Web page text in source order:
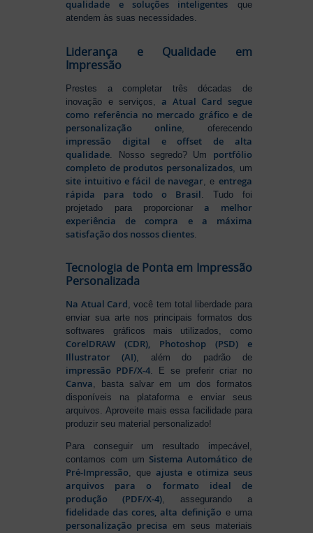
qualidade e soluções inteligentes que
atendem às suas necessidades.
Liderança e Qualidade em
Impressão
Prestes a completar três décadas de
inovação e serviços,a Atual Card segue
como referência no mercado gráfico e de
personalização online, oferecendo
impressão digital e offset de alta
qualidade . Nosso segredo? Um portfólio
completo de produtos personalizados , um
site intuitivo e fácil de navegar , e entrega
rápida para todo o Brasil . Tudo foi
projetado para proporcionara melhor
experiência de compra e a máxima
satisfação dos nossos clientes
Tecnologia de Ponta em Impressão
Personalizada
Na Atual Card, você tem total liberdade para
enviar sua arte nos principais formatos dos
softwares gráficos mais utilizados, como
CorelDRAW (CDR), Photoshop (PSD) e
Illustrator (AI), além do padrão de
impressão PDF/X-4. E se preferir criar no
Canva, basta salvar em um dos formatos
disponíveis na plataforma e enviar seus
arquivos. Aproveite mais essa facilidade para
produzir seu material personalizado!
Para conseguir um resultado impecável,
contamos com um Sistema Automático de
Pré-Impressão, queajusta e otimiza seus
arquivos para o formato ideal de
produção (PDF/X-4), assegurando a
fidelidade das cores, alta definição e uma
personalização precisa em seus materiais